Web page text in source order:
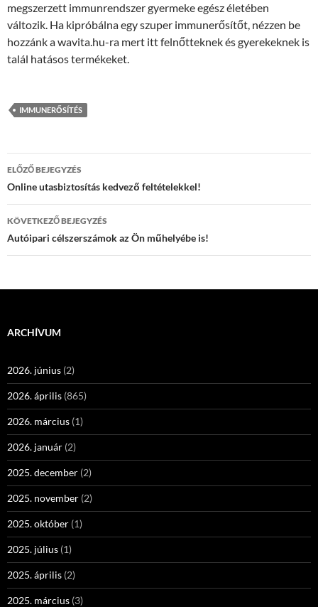
megszerzett immunrendszer gyermeke egész életében
változik. Ha kipróbálna egy szuper immunerősítőt, nézzen be
hozzánk a wavita.hu-ra mert itt felnőtteknek és gyerekeknek is
talál hatásos termékeket.
IMMUNERŐSÍTÉS
Bejegyzés
navigáció
ELŐZŐ BEJEGYZÉS
Online utasbiztosítás kedvező feltételekkel!
KÖVETKEZŐ BEJEGYZÉS
Autóipari célszerszámok az Ön műhelyébe is!
ARCHÍVUM
2026. június (2)
2026. április (865)
2026. március (1)
2026. január (2)
2025. december (2)
2025. november (2)
2025. október (1)
2025. július (1)
2025. április (2)
2025. március (3)